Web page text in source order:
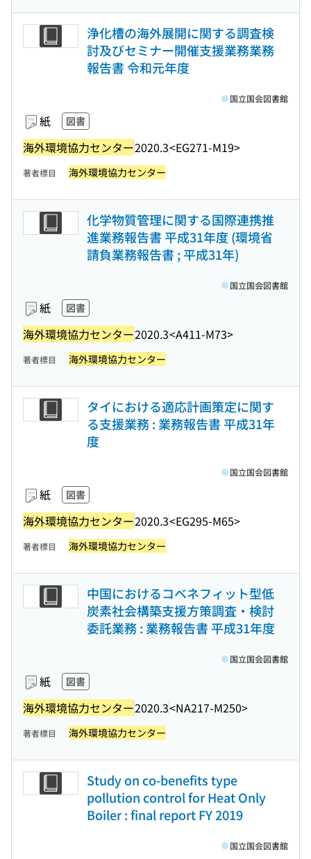
浄化槽の海外展開に関する調査検
討及びセミナー開催支援業務業務
報告書 令和元年度
紙 図書
海外環境協力センター2020.3<EG271-M19>
国立国会図書館
著者標目 海外環境協力センター
化学物質管理に関する国際連携推
進業務報告書 平成31年度 (環境省
請負業務報告書 ; 平成31年)
紙 図書
海外環境協力センター2020.3<A411-M73>
国立国会図書館
著者標目 海外環境協力センター
タイにおける適応計画策定に関す
る支援業務 : 業務報告書 平成31年
度
紙 図書
海外環境協力センター2020.3<EG295-M65>
国立国会図書館
著者標目 海外環境協力センター
中国におけるコベネフィット型低
炭素社会構築支援方策調査・検討
委託業務 : 業務報告書 平成31年度
紙 図書
海外環境協力センター2020.3<NA217-M250>
国立国会図書館
著者標目 海外環境協力センター
Study on co-benefits type
pollution control for Heat Only
Boiler : final report FY 2019
国立国会図書館